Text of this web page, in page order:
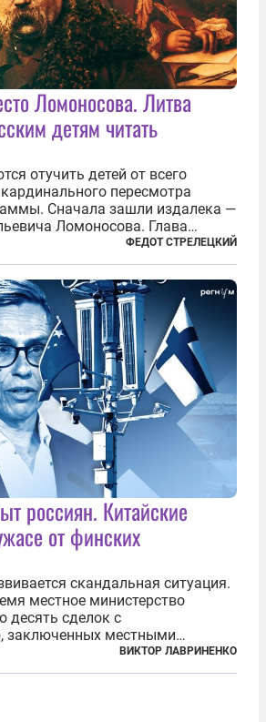
Ломоносова. Литва
детям читать
отучить детей от всего
пересмотра
Сначала зашли издалека —
Ломоносова. Глава
Миндаугас Синкявичюс
его тексты из программ
Мотивировал он это тем,
ФЕДОТ СТРЕЛЕЦКИЙ
россиян. Китайские
от финских
скандальная ситуация.
местное министерство
десять сделок с
заключенных местными
капиталом. Чиновники
могли заключаться с целью
ВИКТОР ЛАВРИНЕНКО